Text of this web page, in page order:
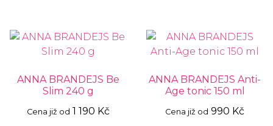
ANNA BRANDEJS Be
Slim 240 g
Cena již od 1 190 Kč
ANNA BRANDEJS Anti-
Age tonic 150 ml
Cena již od 990 Kč